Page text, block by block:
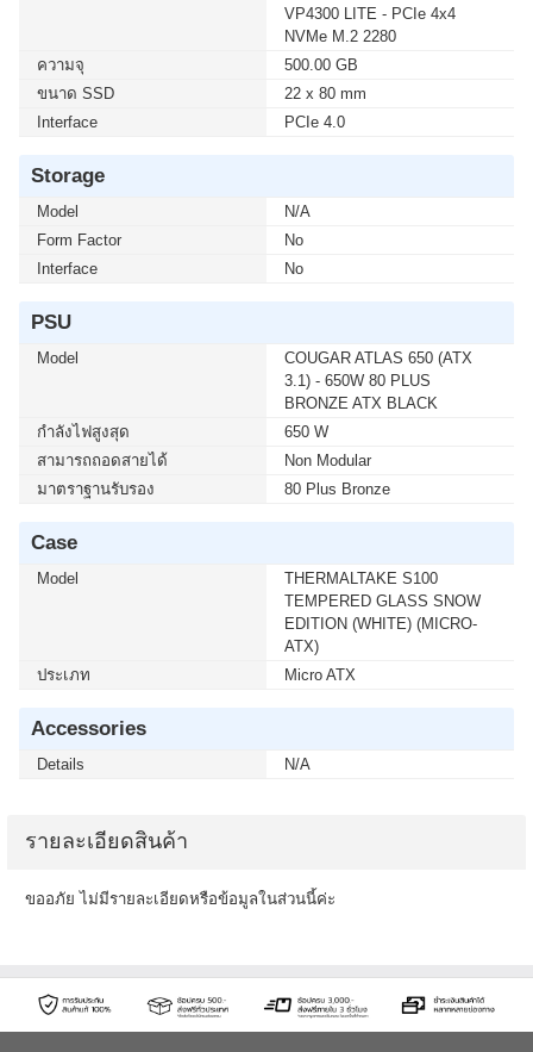
VP4300 LITE - PCIe 4x4
NVMe M.2 2280
ความจุ
500.00 GB
ขนาด SSD
22 x 80 mm
Interface
PCIe 4.0
Storage
Model
N/A
Form Factor
No
Interface
No
PSU
Model
COUGAR ATLAS 650 (ATX
3.1) - 650W 80 PLUS
BRONZE ATX BLACK
กำลังไฟสูงสุด
650 W
สามารถถอดสายได้
Non Modular
มาตราฐานรับรอง
80 Plus Bronze
Case
Model
THERMALTAKE S100
TEMPERED GLASS SNOW
EDITION (WHITE) (MICRO-
ATX)
ประเภท
Micro ATX
Accessories
Details N/A
รายละเอียดสินค้า
ขออภัย ไม่มีรายละเอียดหรือข้อมูลในส่วนนี้ค่ะ